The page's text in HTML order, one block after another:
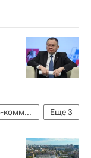
Еще3
Министерство строительства и жилищно-коммунального хозяйства РФ (Минстрой России)